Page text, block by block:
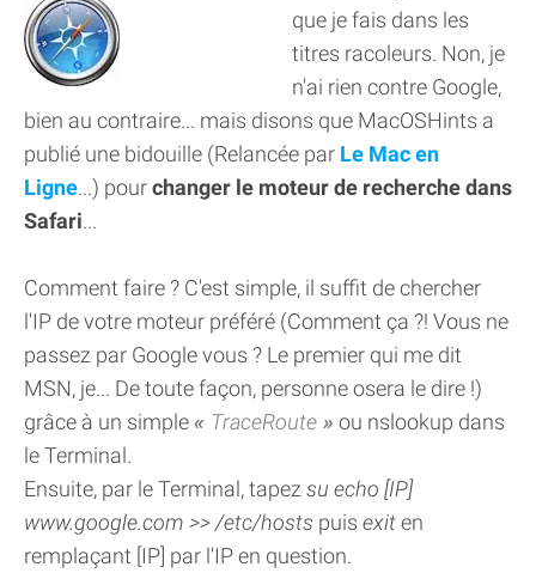
que je fais dans les
titres racoleurs. Non, je
n'ai rien contre Google,
bien au contraire... mais disons que MacOSHints a
publié une bidouille (Relancée par Le Mac en
Ligne...) pourchanger le moteur de recherche dans
Safari...
Comment faire ? C'est simple, il suffit de chercher
l'IP de votre moteur préféré (Comment ça ?! Vous ne
passez par Google vous ? Le premier qui me dit
MSN, je... De toute façon, personne osera le dire !)
grâce à un simple
TraceRoute
ou nslookup dans
le Terminal.
Ensuite, par le Terminal, tapez su echo [IP]
www.google.com >> /etc/hosts puis exiten
remplaçant [IP] par l'IP en question.